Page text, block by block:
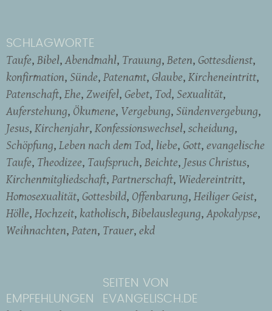
SCHLAGWORTE
Taufe Bibel Abendmahl Trauung Beten Gottesdienst
konfirmation Sünde Patenamt Glaube Kircheneintritt
Patenschaft Ehe Zweifel Gebet Tod Sexualität
Auferstehung Ökumene Vergebung Sündenvergebung
Jesus Kirchenjahr Konfessionswechsel scheidung
Schöpfung Leben nach dem Tod liebe Gott evangelische
Taufe Theodizee Taufspruch Beichte Jesus Christus
Kirchenmitgliedschaft Partnerschaft Wiedereintritt
Homosexualität Gottesbild Offenbarung Heiliger Geist
Hölle Hochzeit katholisch Bibelauslegung Apokalypse
Weihnachten Paten Trauer ekd
EMPFEHLUNGEN
SEITEN VON
EVANGELISCH.DE